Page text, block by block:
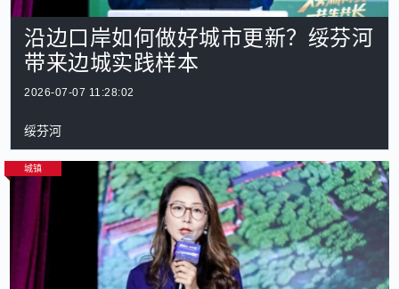
沿边口岸如何做好城市更新？绥芬河
带来边城实践样本
2026-07-07 11:28:02
绥芬河
城镇